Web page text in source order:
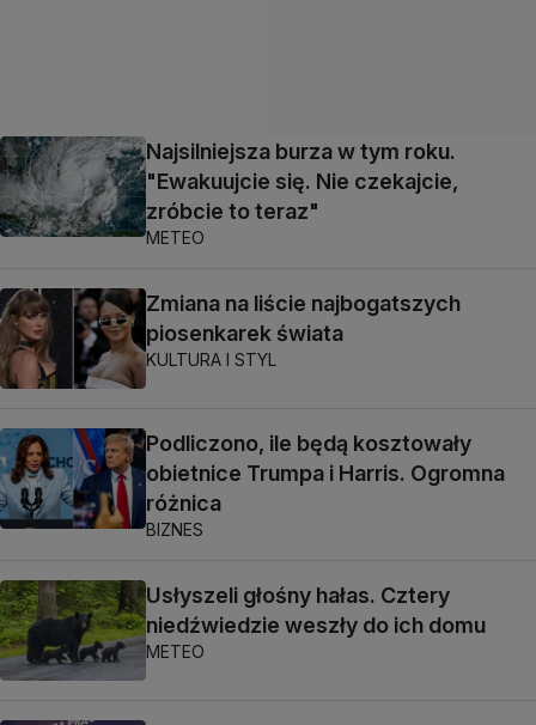
Najsilniejsza burza w tym roku.
"Ewakuujcie się. Nie czekajcie,
zróbcie to teraz"
METEO
Zmiana na liście najbogatszych
piosenkarek świata
KULTURA I STYL
Podliczono, ile będą kosztowały
obietnice Trumpa i Harris. Ogromna
różnica
BIZNES
Usłyszeli głośny hałas. Cztery
niedźwiedzie weszły do ich domu
METEO